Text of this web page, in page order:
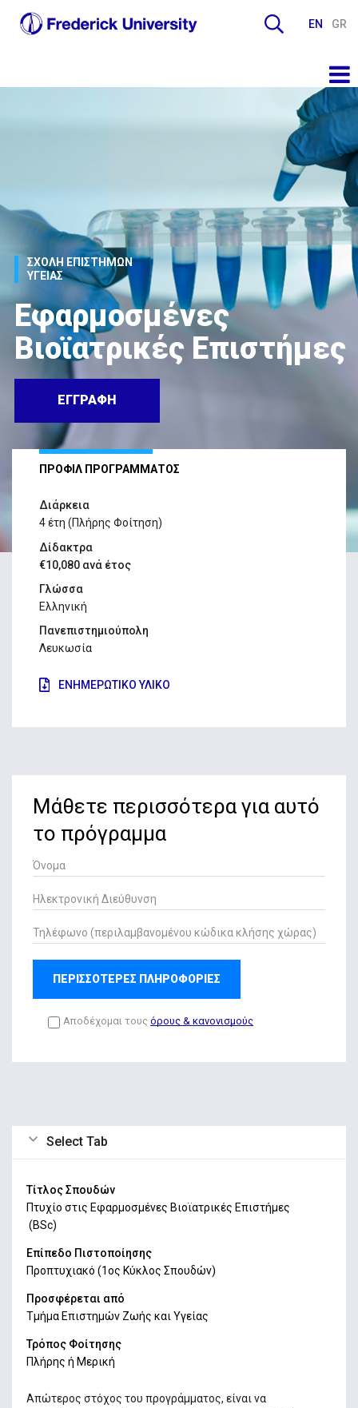
EN GR
ΣΧΟΛΗ ΕΠΙΣΤΗΜΩΝ
ΥΓΕΙΑΣ
Εφαρμοσμένες
Βιοϊατρικές Επιστήμες
ΕΓΓΡΑΦΗ
ΠΡΟΦΙΛ ΠΡΟΓΡΑΜΜΑΤΟΣ
Διάρκεια
4 έτη (Πλήρης Φοίτηση)
Δίδακτρα
€10,080 ανά έτος
Γλώσσα
Ελληνική
Πανεπιστημιούπολη
Λευκωσία
ΕΝΗΜΕΡΩΤΙΚΟ ΥΛΙΚΟ
Μάθετε περισσότερα για αυτό
το πρόγραμμα
ΠΕΡΙΣΣΟΤΕΡΕΣ ΠΛΗΡΟΦΟΡΙΕΣ
Αποδέχομαι τους όρους & κανονισμούς
Select Tab
Τίτλος Σπουδών
Πτυχίο στις Εφαρμοσμένες Βιοϊατρικές Επιστήμες
(BSc)
Επίπεδο Πιστοποίησης
Προπτυχιακό (1ος Κύκλος Σπουδών)
Προσφέρεται από
Τμήμα Επιστημών Ζωής και Υγείας
Τρόπος Φοίτησης
Πλήρης ή Μερική
Απώτερος στόχος του προγράμματος, είναι να